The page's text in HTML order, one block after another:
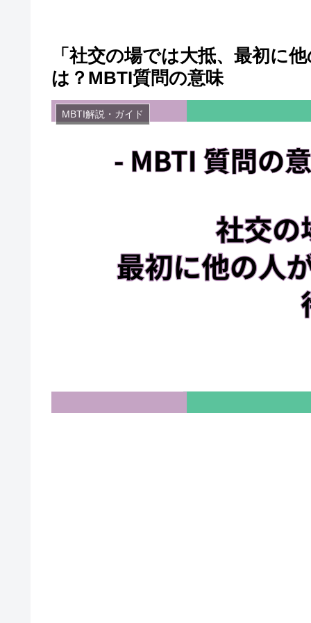
「社交の場では大抵、最初に
は？MBTI質問の意味
MBTI解説・ガイド